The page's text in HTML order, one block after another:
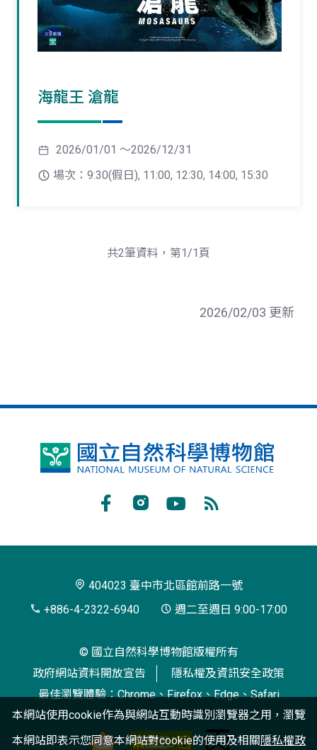
海龍王 滄龍
2026/01/01 ～2026/12/31
場次：9:30(假日), 11:00, 12:30, 14:00, 15:30
共2筆資料，第1/1頁
2026/02/03 更新
國
博
閱
404023 臺中市北區館前路一號
+886-4-2322-6940
週二至週日 9:00-17:00
© 國立自然科學博物館版權所有
政府網站資料開放宣告
隱私權及資訊安全政策
最佳瀏覽體驗：Chrome、Firefox、Edge、Safari
本網站使用cookie作為與網站互動時識別瀏覽器之用，瀏覽
本網站即表示您同意本網站對cookie的使用及相關隱私權政